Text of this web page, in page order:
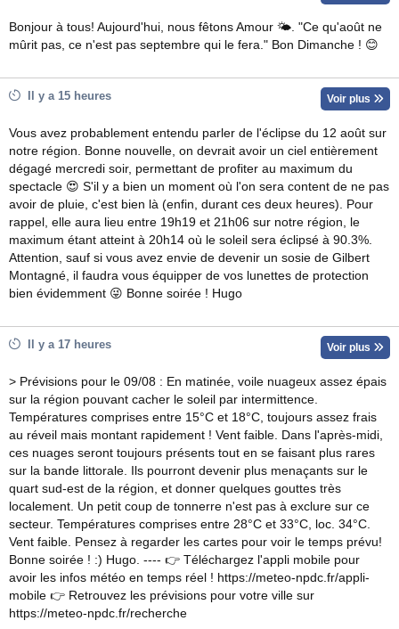
Bonjour à tous! Aujourd'hui, nous fêtons Amour 🌤. "Ce qu'août ne
mûrit pas, ce n'est pas septembre qui le fera." Bon Dimanche ! 😊
Il y a 15 heures Voir plus
Vous avez probablement entendu parler de l'éclipse du 12 août sur
notre région. Bonne nouvelle, on devrait avoir un ciel entièrement
dégagé mercredi soir, permettant de profiter au maximum du
spectacle 😍 S'il y a bien un moment où l'on sera content de ne pas
avoir de pluie, c'est bien là (enfin, durant ces deux heures). Pour
rappel, elle aura lieu entre 19h19 et 21h06 sur notre région, le
maximum étant atteint à 20h14 où le soleil sera éclipsé à 90.3%.
Attention, sauf si vous avez envie de devenir un sosie de Gilbert
Montagné, il faudra vous équipper de vos lunettes de protection
bien évidemment 😜 Bonne soirée ! Hugo
Il y a 17 heures Voir plus
> Prévisions pour le 09/08 : En matinée, voile nuageux assez épais
sur la région pouvant cacher le soleil par intermittence.
Températures comprises entre 15°C et 18°C, toujours assez frais
au réveil mais montant rapidement ! Vent faible. Dans l'après-midi,
ces nuages seront toujours présents tout en se faisant plus rares
sur la bande littorale. Ils pourront devenir plus menaçants sur le
quart sud-est de la région, et donner quelques gouttes très
localement. Un petit coup de tonnerre n'est pas à exclure sur ce
secteur. Températures comprises entre 28°C et 33°C, loc. 34°C.
Vent faible. Pensez à regarder les cartes pour voir le temps prévu!
Bonne soirée ! :) Hugo. ---- 👉 Téléchargez l'appli mobile pour
avoir les infos météo en temps réel ! https://meteo-npdc.fr/appli-
mobile 👉 Retrouvez les prévisions pour votre ville sur
https://meteo-npdc.fr/recherche